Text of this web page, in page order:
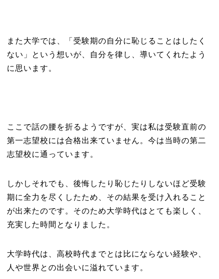
また大学では、「受験期の自分に恥じることはしたく
ない」という想いが、自分を律し、導いてくれたよう
に思います。
ここで話の腰を折るようですが、実は私は受験直前の
第一志望校には合格出来ていません。今は当時の第二
志望校に通っています。
しかしそれでも、後悔したり恥じたりしないほど受験
期に全力を尽くしたため、その結果を受け入れること
が出来たのです。そのため大学時代はとても楽しく、
充実した時間となりました。
大学時代は、高校時代までとは比にならない経験や、
人や世界との出会いに溢れています。